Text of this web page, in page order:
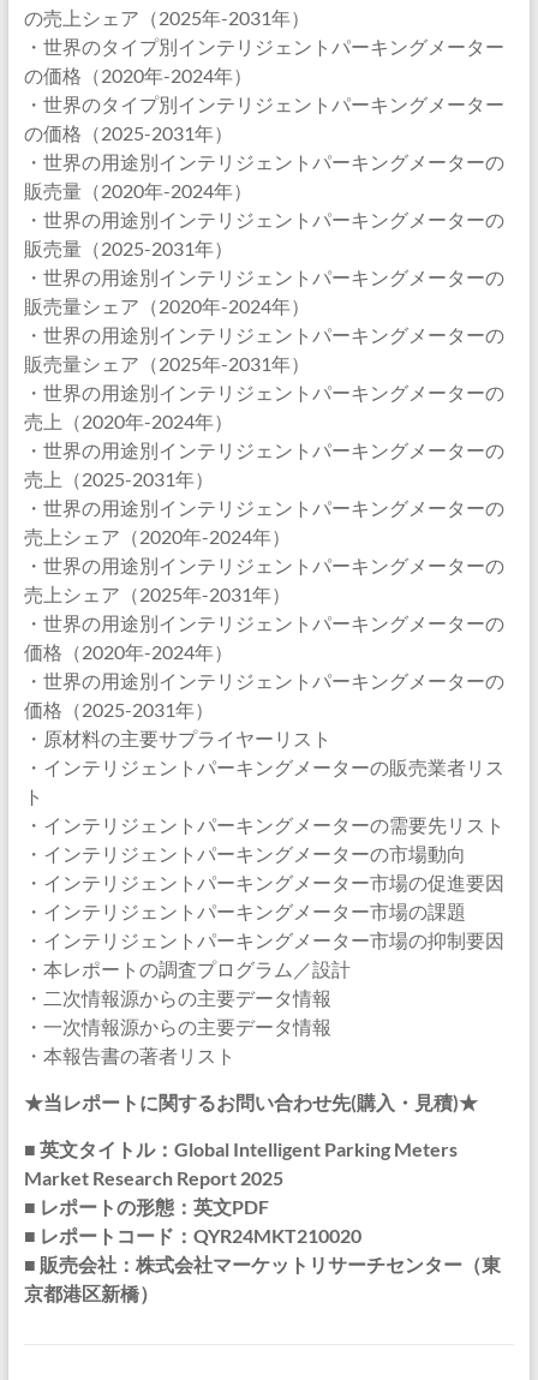
の売上シェア（2025年-2031年）
・世界のタイプ別インテリジェントパーキングメーター
の価格（2020年-2024年）
・世界のタイプ別インテリジェントパーキングメーター
の価格（2025-2031年）
・世界の用途別インテリジェントパーキングメーターの
販売量（2020年-2024年）
・世界の用途別インテリジェントパーキングメーターの
販売量（2025-2031年）
・世界の用途別インテリジェントパーキングメーターの
販売量シェア（2020年-2024年）
・世界の用途別インテリジェントパーキングメーターの
販売量シェア（2025年-2031年）
・世界の用途別インテリジェントパーキングメーターの
売上（2020年-2024年）
・世界の用途別インテリジェントパーキングメーターの
売上（2025-2031年）
・世界の用途別インテリジェントパーキングメーターの
売上シェア（2020年-2024年）
・世界の用途別インテリジェントパーキングメーターの
売上シェア（2025年-2031年）
・世界の用途別インテリジェントパーキングメーターの
価格（2020年-2024年）
・世界の用途別インテリジェントパーキングメーターの
価格（2025-2031年）
・原材料の主要サプライヤーリスト
・インテリジェントパーキングメーターの販売業者リス
ト
・インテリジェントパーキングメーターの需要先リスト
・インテリジェントパーキングメーターの市場動向
・インテリジェントパーキングメーター市場の促進要因
・インテリジェントパーキングメーター市場の課題
・インテリジェントパーキングメーター市場の抑制要因
・本レポートの調査プログラム／設計
・二次情報源からの主要データ情報
・一次情報源からの主要データ情報
・本報告書の著者リスト
★当レポートに関するお問い合わせ先(購入・見積)★
■ 英文タイトル：Global Intelligent Parking Meters
Market Research Report 2025
■ レポートの形態：英文PDF
■ レポートコード：QYR24MKT210020
■ 販売会社：株式会社マーケットリサーチセンター（東
京都港区新橋）